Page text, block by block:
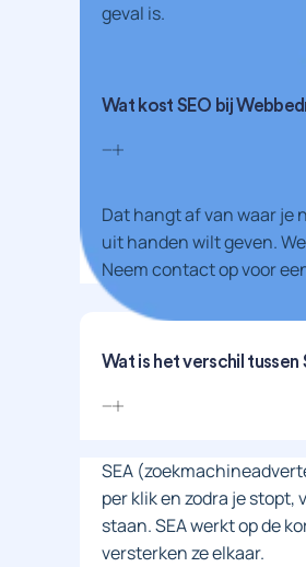
geval is.
Wat kost SEO bij
Dat hangt af van waar je
uit handen wilt geven.
Neem contact op voor
Wat is het verschil tussen
SEA
per klik en zodra je
staan. SEA werkt op de
versterken ze elkaar.